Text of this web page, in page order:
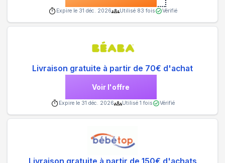
Expire le 31 déc. 2026 Utilisé 83 fois Vérifié
Livraison gratuite à partir de 70€ d'achat
Voir l'offre
Expire le 31 déc. 2026 Utilisé 1 fois Vérifié